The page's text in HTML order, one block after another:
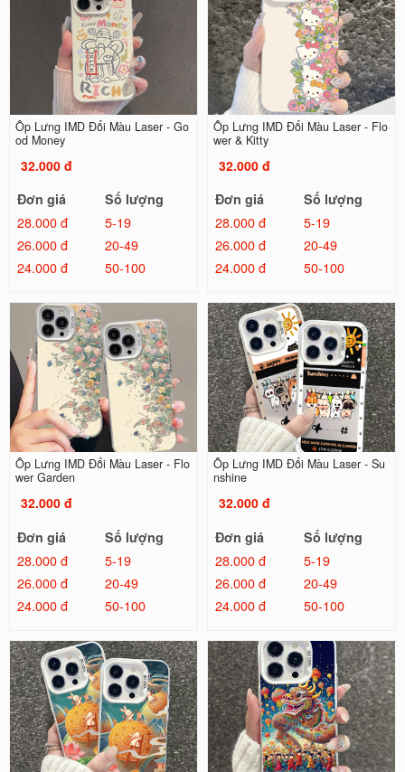
Ốp Lưng IMD Đổi Màu Laser - Go
od Money
32.000 đ
Đơn giá
Số lượng
28.000 đ
5-19
26.000 đ
20-49
24.000 đ
50-100
Ốp Lưng IMD Đổi Màu Laser - Flo
wer & Kitty
32.000 đ
Đơn giá
Số lượng
28.000 đ
5-19
26.000 đ
20-49
24.000 đ
50-100
Ốp Lưng IMD Đổi Màu Laser - Flo
wer Garden
32.000 đ
Đơn giá
Số lượng
28.000 đ
5-19
26.000 đ
20-49
24.000 đ
50-100
Ốp Lưng IMD Đổi Màu Laser - Su
nshine
32.000 đ
Đơn giá
Số lượng
28.000 đ
5-19
26.000 đ
20-49
24.000 đ
50-100